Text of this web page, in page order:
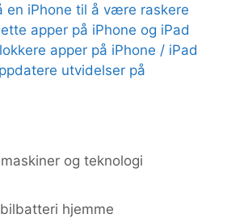
en iPhone til å være raskere
apper på iPhone og iPad
apper på iPhone / iPad
utvidelser på
og teknologi
hjemme